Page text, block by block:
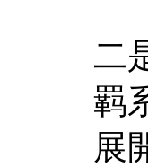
二
羁
展